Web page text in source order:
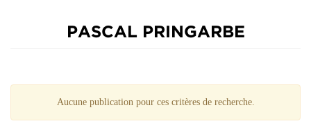
PASCAL PRINGARBE
Aucune publication pour ces critères de recherche.